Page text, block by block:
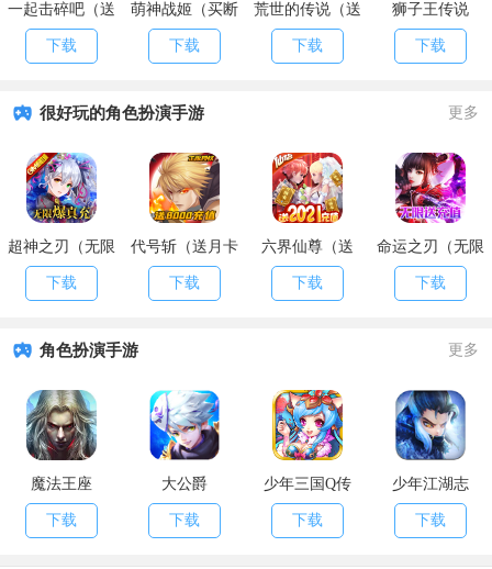
一起击碎吧（送
终身卡）
下载
萌神战姬（买断
版）
下载
荒世的传说（送
海量红包）
下载
狮子王传说
下载
很好玩的角色扮演手游 更多
超神之刃（无限
爆真充）
下载
代号斩（送月卡
送8000）
下载
六界仙尊（送
2021充值）
下载
命运之刃（无限
送充值）
下载
角色扮演手游 更多
魔法王座
下载
大公爵
下载
少年三国Q传
下载
少年江湖志
下载